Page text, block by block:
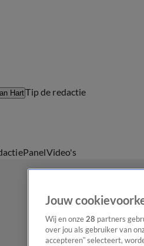
HartTip de redactie
PanelVideo's
Jouw
Wij en onze 28 partners
over jou als gebruiker van
accepteren” selecteert,